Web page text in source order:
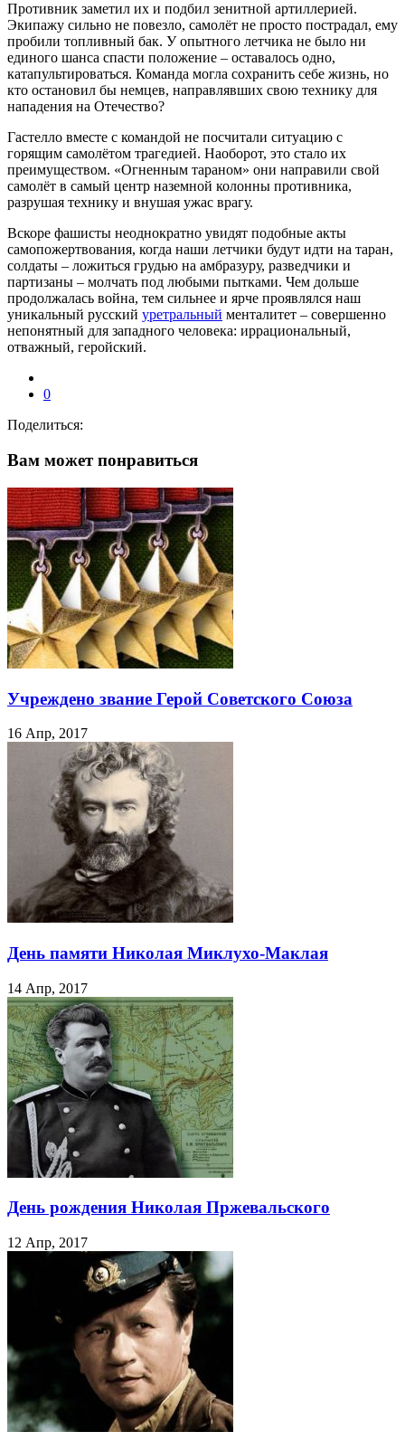
Противник заметил их и подбил зенитной артиллерией.
Экипажу сильно не повезло, самолёт не просто пострадал, ему
пробили топливный бак. У опытного летчика не было ни
единого шанса спасти положение – оставалось одно,
катапультироваться. Команда могла сохранить себе жизнь, но
кто остановил бы немцев, направлявших свою технику для
нападения на Отечество?
Гастелло вместе с командой не посчитали ситуацию с
горящим самолётом трагедией. Наоборот, это стало их
преимуществом. «Огненным тараном» они направили свой
самолёт в самый центр наземной колонны противника,
разрушая технику и внушая ужас врагу.
Вскоре фашисты неоднократно увидят подобные акты
самопожертвования, когда наши летчики будут идти на таран,
солдаты – ложиться грудью на амбразуру, разведчики и
партизаны – молчать под любыми пытками. Чем дольше
продолжалась война, тем сильнее и ярче проявлялся наш
уникальный русский уретральный менталитет – совершенно
непонятный для западного человека: иррациональный,
отважный, геройский.
0
Поделиться:
Вам может понравиться
Учреждено звание Герой Советского Союза
16 Апр, 2017
День памяти Николая Миклухо-Маклая
14 Апр, 2017
День рождения Николая Пржевальского
12 Апр, 2017